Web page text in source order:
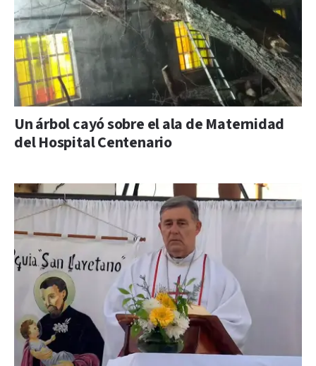
Un árbol cayó sobre el ala de Maternidad
del Hospital Centenario